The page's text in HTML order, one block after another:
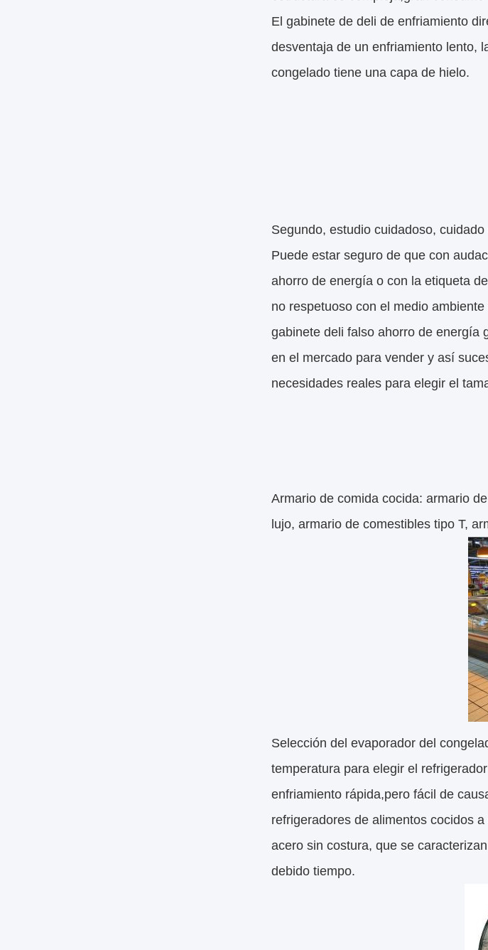
El gabinete de deli de enfriamiento
desventaja de un enfriamiento lento,
congelado tiene una capa de hielo.
Segundo, estudio cuidadoso,
Puede estar seguro de que con
ahorro de energía o con la etiqueta
no respetuoso con el medio
gabinete deli falso ahorro de energía
en el mercado para vender y así
necesidades reales para elegir el
Armario de comida cocida: armario
lujo, armario de comestibles tipo T,
Selección del evaporador del
temperatura para elegir el
enfriamiento rápida,pero fácil de
refrigeradores de alimentos cocidos
acero sin costura, que se
debido tiempo.